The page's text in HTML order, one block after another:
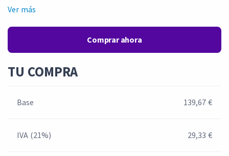
Ver más
Comprar ahora
TU COMPRA
Base 139,67 €
IVA (21%) 29,33 €